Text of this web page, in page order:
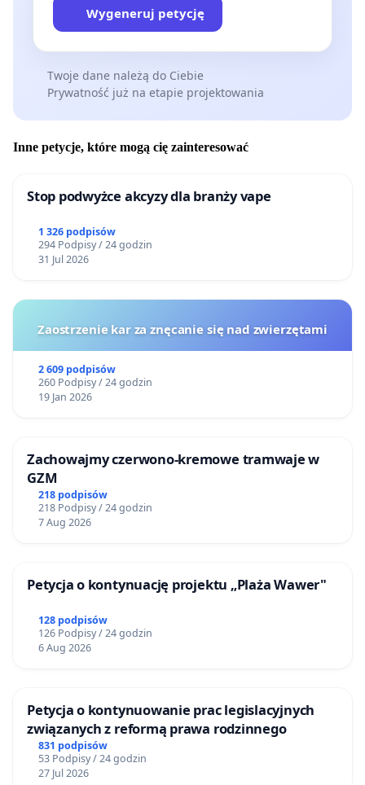
Wygeneruj petycję
Twoje dane należą do Ciebie
Prywatność już na etapie projektowania
Inne petycje, które mogą cię zainteresować
Stop podwyżce akcyzy dla branży vape
1 326 podpisów
294 Podpisy / 24 godzin
31 Jul 2026
Zaostrzenie kar za znęcanie się nad zwierzętami
2 609 podpisów
260 Podpisy / 24 godzin
19 Jan 2026
Zachowajmy czerwono-kremowe tramwaje w
GZM
218 podpisów
218 Podpisy / 24 godzin
7 Aug 2026
Petycja o kontynuację projektu „Plaża Wawer"
128 podpisów
126 Podpisy / 24 godzin
6 Aug 2026
Petycja o kontynuowanie prac legislacyjnych
związanych z reformą prawa rodzinnego
831 podpisów
53 Podpisy / 24 godzin
27 Jul 2026